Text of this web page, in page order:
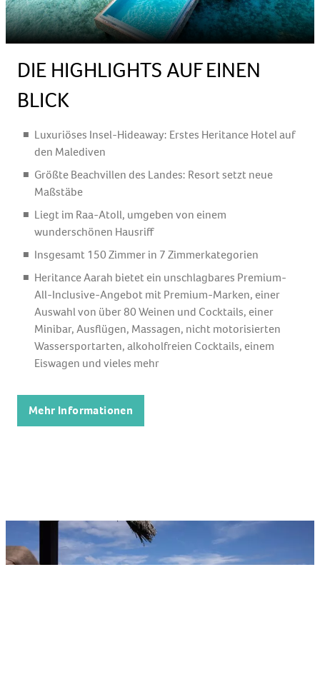
DIE HIGHLIGHTS AUF EINEN
BLICK
Luxuriöses Insel-Hideaway: Erstes Heritance Hotel auf
den Malediven
Größte Beachvillen des Landes: Resort setzt neue
Maßstäbe
Liegt im Raa-Atoll, umgeben von einem
wunderschönen Hausriff
Insgesamt 150 Zimmer in 7 Zimmerkategorien
Heritance Aarah bietet ein unschlagbares Premium-
All-Inclusive-Angebot mit Premium-Marken, einer
Auswahl von über 80 Weinen und Cocktails, einer
Minibar, Ausflügen, Massagen, nicht motorisierten
Wassersportarten, alkoholfreien Cocktails, einem
Eiswagen und vieles mehr
Mehr Informationen